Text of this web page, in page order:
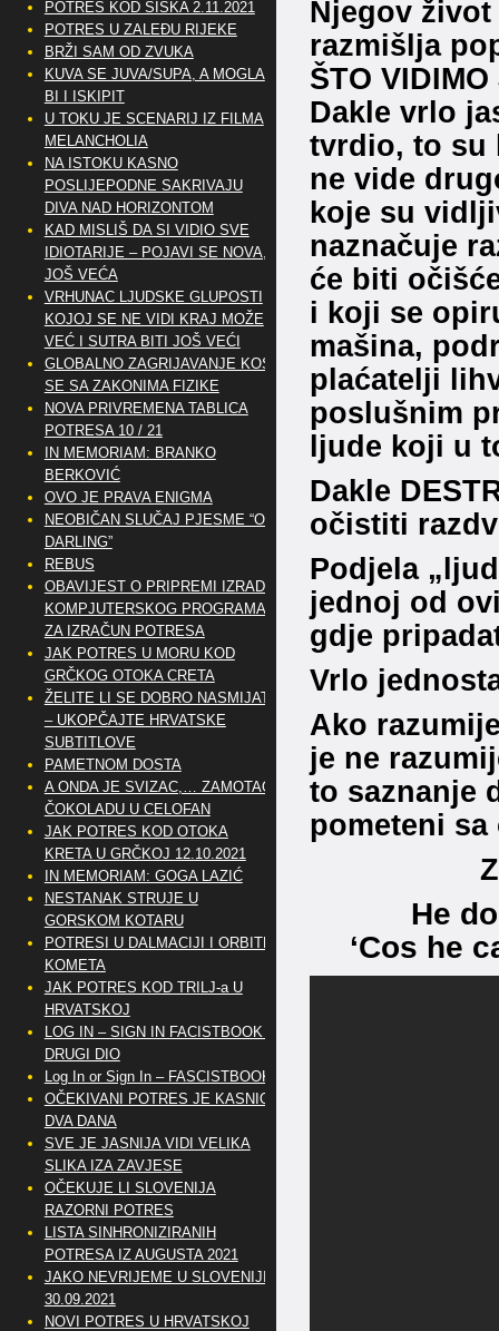
Njegov
razmišlja
ŠTO
Dakle vrlo
tvrdio, to su
ne vide
koje su
naznačuje
će biti
i koji se
mašina,
plaćatelji
poslušnim
ljude koji u
Dakle
očistiti
Podjela
jednoj od
gdje
Vrlo
Ako
je ne
to saznanje
pometeni
He
‘Cos he
POTRES KOD SISKA 2.11.2021
POTRES U ZALEĐU RIJEKE
BRŽI SAM OD ZVUKA
KUVA SE JUVA/SUPA, A MOGLA
BI I ISKIPIT
U TOKU JE SCENARIJ IZ FILMA
MELANCHOLIA
NA ISTOKU KASNO
POSLIJEPODNE SAKRIVAJU
DIVA NAD HORIZONTOM
KAD MISLIŠ DA SI VIDIO SVE
IDIOTARIJE – POJAVI SE NOVA,..
JOŠ VEĆA
VRHUNAC LJUDSKE GLUPOSTI
KOJOJ SE NE VIDI KRAJ MOŽE
VEĆ I SUTRA BITI JOŠ VEĆI
GLOBALNO ZAGRIJAVANJE KOSI
SE SA ZAKONIMA FIZIKE
NOVA PRIVREMENA TABLICA
POTRESA 10 / 21
IN MEMORIAM: BRANKO
BERKOVIĆ
OVO JE PRAVA ENIGMA
NEOBIČAN SLUČAJ PJESME “OH
DARLING”
REBUS
OBAVIJEST O PRIPREMI IZRADE
KOMPJUTERSKOG PROGRAMA
ZA IZRAČUN POTRESA
JAK POTRES U MORU KOD
GRČKOG OTOKA CRETA
ŽELITE LI SE DOBRO NASMIJATI
– UKOPČAJTE HRVATSKE
SUBTITLOVE
PAMETNOM DOSTA
A ONDA JE SVIZAC,… ZAMOTAO
ČOKOLADU U CELOFAN
JAK POTRES KOD OTOKA
KRETA U GRČKOJ 12.10.2021
IN MEMORIAM: GOGA LAZIĆ
NESTANAK STRUJE U
GORSKOM KOTARU
POTRESI U DALMACIJI I ORBITE
KOMETA
JAK POTRES KOD TRILJ-a U
HRVATSKOJ
LOG IN – SIGN IN FACISTBOOK –
DRUGI DIO
Log In or Sign In – FASCISTBOOK
OČEKIVANI POTRES JE KASNIO
DVA DANA
SVE JE JASNIJA VIDI VELIKA
SLIKA IZA ZAVJESE
OČEKUJE LI SLOVENIJA
RAZORNI POTRES
LISTA SINHRONIZIRANIH
POTRESA IZ AUGUSTA 2021
JAKO NEVRIJEME U SLOVENIJI
30.09.2021
NOVI POTRES U HRVATSKOJ